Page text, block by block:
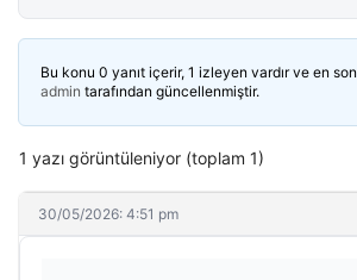
Bu konu 0 yanıt içerir, 1 izleyen vardır ve en son
admin tarafından güncellenmiştir.
1 yazı görüntüleniyor (toplam 1)
30/05/2026: 4:51 pm